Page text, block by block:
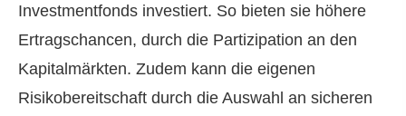
Investmentfonds investiert. So bieten sie höhere
Ertragschancen, durch die Partizipation an den
Kapitalmärkten. Zudem kann die eigenen
Risikobereitschaft durch die Auswahl an sicheren